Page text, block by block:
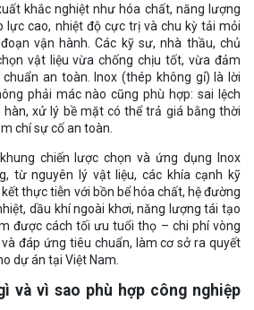
khắc nghiệt như hóa chất, năng lượng
lực cao, nhiệt độ cực trị và chu kỳ tải mỏi
vận hành. Các kỹ sư, nhà thầu, chủ
vật liệu vừa chống chịu tốt, vừa đảm
an toàn. Inox (thép không gỉ) là lời
phải mác nào cũng phù hợp: sai lệch
xử lý bề mặt có thể trả giá bằng thời
chí sự cố an toàn.
chiến lược chọn và ứng dụng Inox
từ nguyên lý vật liệu, các khía cạnh kỹ
thực tiễn với bồn bể hóa chất, hệ đường
dầu khí ngoài khơi, năng lượng tái tạo
được cách tối ưu tuổi thọ – chi phí vòng
đáp ứng tiêu chuẩn, làm cơ sở ra quyết
dự án tại Việt Nam.
và vì sao phù hợp công nghiệp